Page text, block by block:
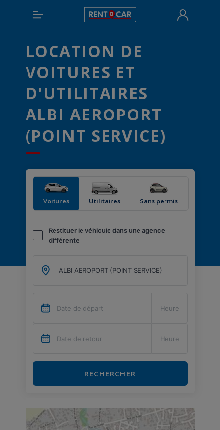
LOCATION DE
VOITURES ET
D'UTILITAIRES
ALBI AEROPORT
(POINT SERVICE)
Voitures Utilitaires Sans permis
Restituer le véhicule dans une agence
différente
RECHERCHER